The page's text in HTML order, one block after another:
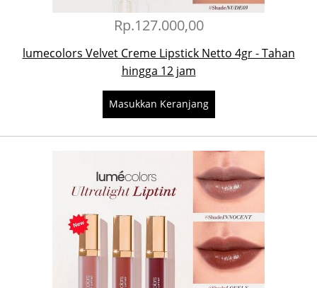
Rp.127.000,00
lumecolors Velvet Creme Lipstick Netto 4gr - Tahan
hingga 12 jam
Masukkan Keranjang